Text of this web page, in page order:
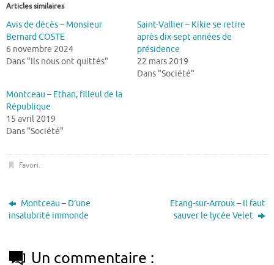
Articles similaires
Avis de décès – Monsieur
Bernard COSTE
6 novembre 2024
Dans "Ils nous ont quittés"
Saint-Vallier – Kikie se retire
après dix-sept années de
présidence
22 mars 2019
Dans "Société"
Montceau – Ethan, filleul de la
République
15 avril 2019
Dans "Société"
Favori.
Montceau – D’une
insalubrité immonde
Etang-sur-Arroux – Il faut
sauver le lycée Velet
Un commentaire :